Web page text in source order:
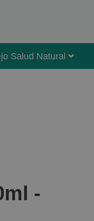
Salud Natural
-